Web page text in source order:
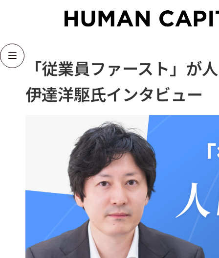

「従業員ファースト」
伊達洋駆氏インタビュー